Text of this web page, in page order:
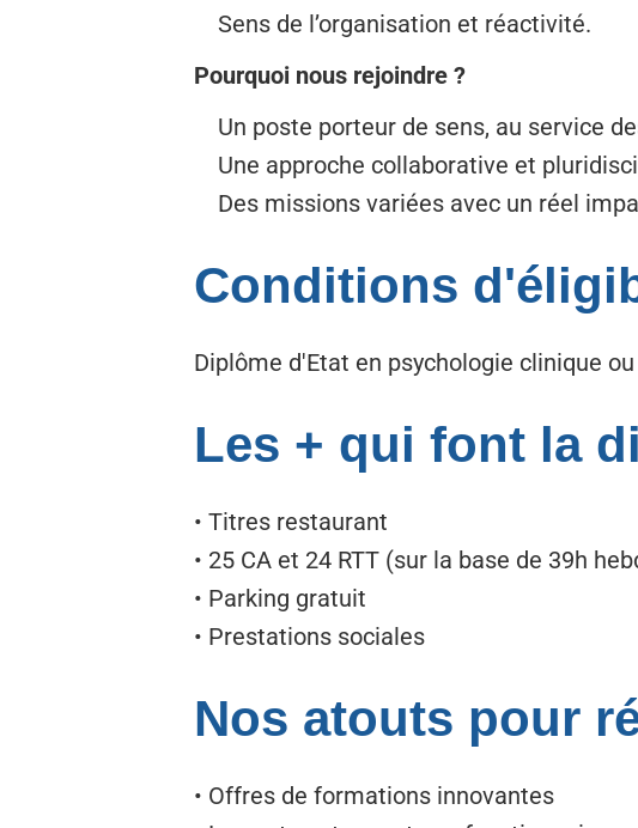
Sens de l’organisation et réactivité.
Pourquoi nous rejoindre ?
Un poste porteur de sens, au service
Une approche collaborative et
Des missions variées avec un réel
Conditions
Diplôme d'Etat en psychologie clinique
Les + qui font la
• Titres restaurant
• 25 CA et 24 RTT (sur la base de 39h
• Parking gratuit
• Prestations sociales
Nos atouts pour
• Offres de formations innovantes